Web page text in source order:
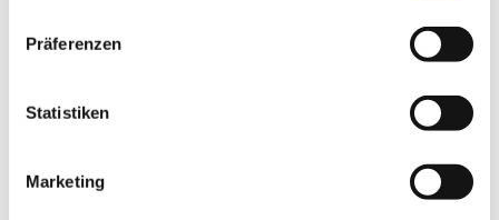
Präferenzen
Statistiken
Marketing